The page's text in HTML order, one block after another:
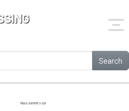
Search
Nous sommes sur